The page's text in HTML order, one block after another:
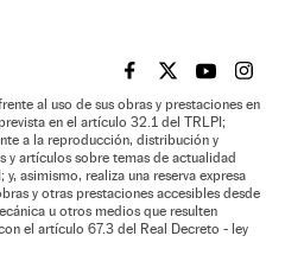
EL PAÍS BRASIL EN
EL PAÍSEL PAÍS
EL
al uso de sus obras y prestaciones en
en el artículo 32.1 del TRLPI;
a la reproducción, distribución y
y artículos sobre temas de actualidad
asimismo, realiza una reserva expresa
y otras prestaciones accesibles desde
u otros medios que resulten
el artículo 67.3 del Real Decreto - ley